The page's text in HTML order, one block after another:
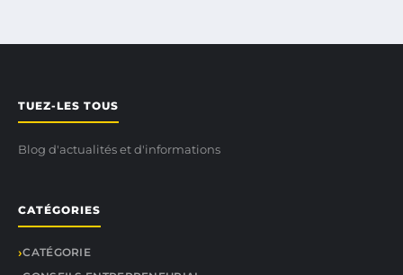
TUEZ-LES TOUS
Blog d'actualités et d'informations
CATÉGORIES
CATÉGORIE